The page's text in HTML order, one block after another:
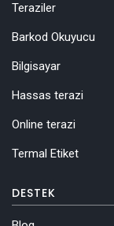
Teraziler
Barkod Okuyucu
Bilgisayar
Hassas terazi
Online terazi
Termal Etiket
DESTEK